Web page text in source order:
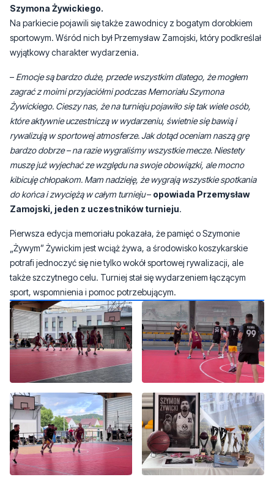
Szymona Żywickiego.
Na parkiecie pojawili się także zawodnicy z bogatym dorobkiem
sportowym. Wśród nich był Przemysław Zamojski, który podkreślał
wyjątkowy charakter wydarzenia.
– Emocje są bardzo duże, przede wszystkim dlatego, że mogłem
zagrać z moimi przyjaciółmi podczas Memoriału Szymona
Żywickiego. Cieszy nas, że na turnieju pojawiło się tak wiele osób,
które aktywnie uczestniczą w wydarzeniu, świetnie się bawią i
rywalizują w sportowej atmosferze. Jak dotąd oceniam naszą grę
bardzo dobrze – na razie wygraliśmy wszystkie mecze. Niestety
muszę już wyjechać ze względu na swoje obowiązki, ale mocno
kibicuję chłopakom. Mam nadzieję, że wygrają wszystkie spotkania
do końca i zwyciężą w całym turnieju– opowiada Przemysław
Zamojski, jeden z uczestników turnieju.
Pierwsza edycja memoriału pokazała, że pamięć o Szymonie
„Żywym” Żywickim jest wciąż żywa, a środowisko koszykarskie
potrafi jednoczyć się nie tylko wokół sportowej rywalizacji, ale
także szczytnego celu. Turniej stał się wydarzeniem łączącym
sport, wspomnienia i pomoc potrzebującym.